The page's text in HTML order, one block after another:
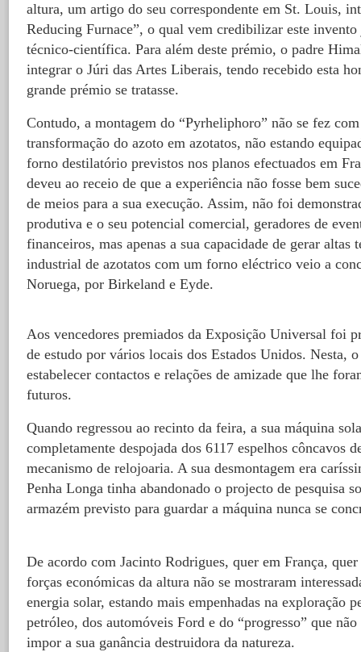
altura, um artigo do seu correspondente em St. Louis,
Reducing Furnace”, o qual vem credibilizar este
técnico-científica. Para além deste prémio, o padre
integrar o Júri das Artes Liberais, tendo recebido esta
grande prémio se tratasse.
Contudo, a montagem do “Pyrheliphoro” não se fez
transformação do azoto em azotatos, não estando
forno destilatório previstos nos planos efectuados em
deveu ao receio de que a experiência não fosse bem
de meios para a sua execução. Assim, não foi
produtiva e o seu potencial comercial, geradores de
financeiros, mas apenas a sua capacidade de gerar altas
industrial de azotatos com um forno eléctrico veio a
Noruega, por Birkeland e Eyde.
Aos vencedores premiados da Exposição Universal foi
de estudo por vários locais dos Estados Unidos. Nesta,
estabelecer contactos e relações de amizade que lhe
futuros.
Quando regressou ao recinto da feira, a sua máquina
completamente despojada dos 6117 espelhos côncavos
mecanismo de relojoaria. A sua desmontagem era
Penha Longa tinha abandonado o projecto de pesquisa
armazém previsto para guardar a máquina nunca se
De acordo com Jacinto Rodrigues, quer em França,
forças económicas da altura não se mostraram
energia solar, estando mais empenhadas na exploração
petróleo, dos automóveis Ford e do “progresso” que
impor a sua ganância destruidora da natureza.